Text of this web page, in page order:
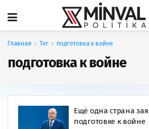
Главная Тег подготовка к войне
подготовка к войне
Ещё одна страна
подготовке к войне